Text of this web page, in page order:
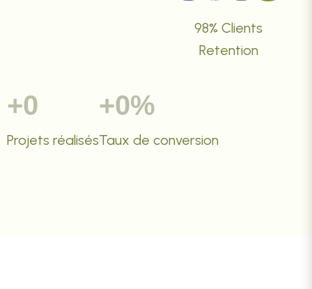
98% Clients
Retention
Projets réalisés
+0
Taux de conversion
+0%